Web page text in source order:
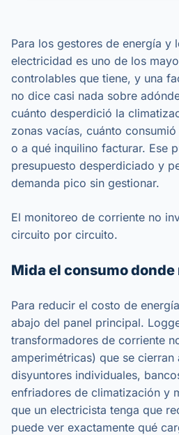
Para los gestores de energía y
electricidad es uno de los
controlables que tiene, y una
no dice casi nada sobre
cuánto desperdició la
zonas vacías, cuánto
o a qué inquilino facturar. Ese
presupuesto desperdiciado y
demanda pico sin gestionar.
El monitoreo de corriente no
circuito por circuito.
Mida el consumo
Para reducir el costo de
abajo del panel principal.
transformadores de corriente
amperimétricas) que se cierran
disyuntores individuales,
enfriadores de climatización y
que un electricista tenga que
puede ver exactamente qué